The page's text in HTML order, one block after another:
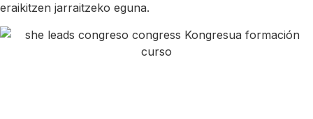
eraikitzen jarraitzeko eguna.